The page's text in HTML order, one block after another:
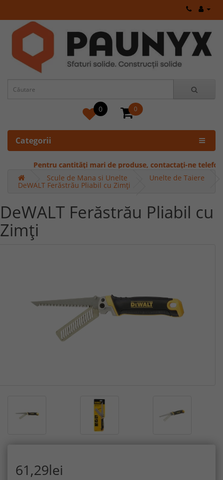
0 0
Categorii
Pentru cantități mari de produse, contactați-ne
Scule de Mana si Unelte
Unelte de Taiere
DeWALT Ferăstrău Pliabil cu Zimți
DeWALT Ferăstrău Pliabil cu
Zimți
61,29lei